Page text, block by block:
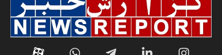
سازمان صنعت،معدن و تجارت